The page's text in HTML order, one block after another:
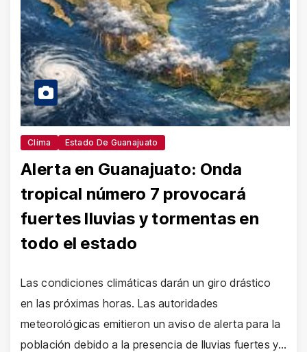
Clima Estado De Guanajuato
Alerta en Guanajuato: Onda
tropical número 7 provocará
fuertes lluvias y tormentas en
todo el estado
Las condiciones climáticas darán un giro drástico
en las próximas horas. Las autoridades
meteorológicas emitieron un aviso de alerta para la
población debido a la presencia de lluvias fuertes y…